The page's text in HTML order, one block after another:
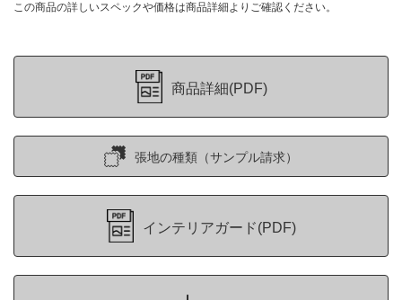
この商品の詳しいスペックや価格は商品詳細よりご確認ください。
商品詳細(PDF)
張地の種類（サンプル請求）
インテリアガード(PDF)